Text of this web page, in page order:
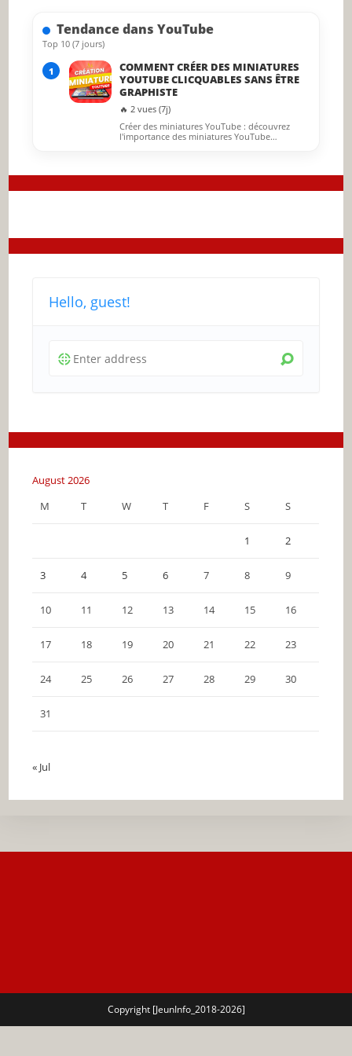
Tendance dans YouTube
Top 10 (7 jours)
1
COMMENT CRÉER DES MINIATURES
YOUTUBE CLICQUABLES SANS ÊTRE
GRAPHISTE
🔥 2 vues (7j)
Créer des miniatures YouTube : découvrez
l'importance des miniatures YouTube…
Hello, guest!
August 2026
M
T W T F S S
1 2
3 4 5 6 7 8 9
10 11 12 13 14 15 16
17 18 19 20 21 22 23
24 25 26 27 28 29 30
31
« Jul
Copyright [JeunInfo_2018-2026]